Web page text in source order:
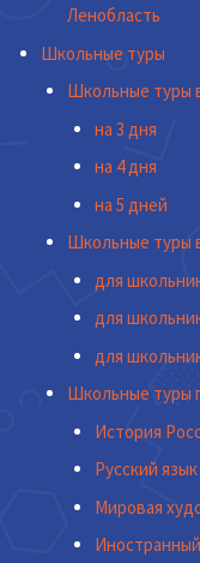
Ленобласть
Школьные туры
Школьные туры
на 3 дня
на 4 дня
на 5 дней
Школьные туры
для
для
для
Школьные туры
История
Русский
Мировая